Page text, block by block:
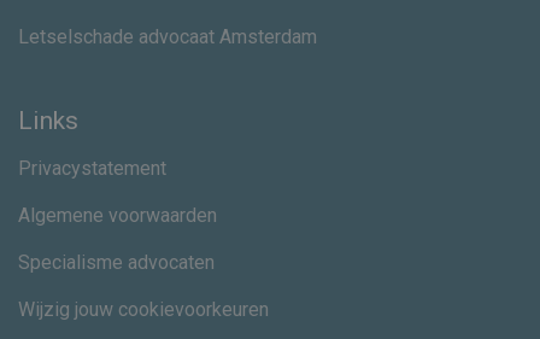
Letselschade advocaat Amsterdam
Links
Privacystatement
Algemene voorwaarden
Specialisme advocaten
Wijzig jouw cookievoorkeuren